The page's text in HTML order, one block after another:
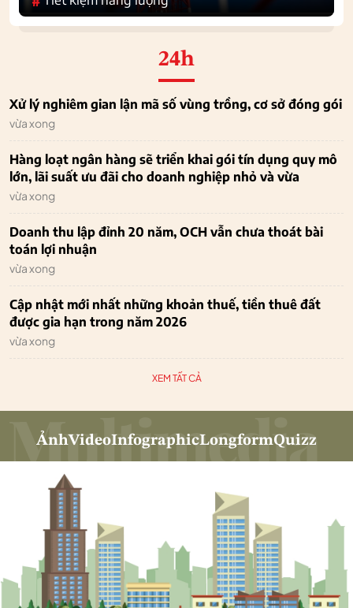
24h
Xử lý nghiêm gian lận mã số vùng trồng, cơ sở đóng gói
vừa xong
Hàng loạt ngân hàng sẽ triển khai gói tín dụng quy mô
lớn, lãi suất ưu đãi cho doanh nghiệp nhỏ và vừa
vừa xong
Doanh thu lập đỉnh 20 năm, OCH vẫn chưa thoát bài
toán lợi nhuận
vừa xong
Cập nhật mới nhất những khoản thuế, tiền thuê đất
được gia hạn trong năm 2026
vừa xong
XEM TẤT CẢ
ẢnhVideoInfographicLongformQuizz